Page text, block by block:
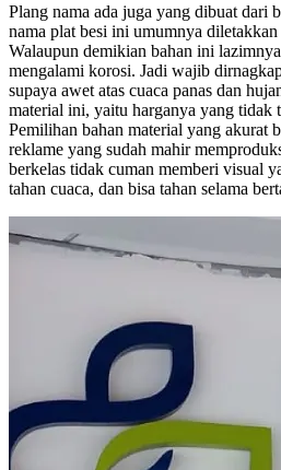
Plang nama ada juga yang dibuat dari
nama plat besi ini umumnya
Walaupun demikian bahan ini
mengalami korosi. Jadi wajib
supaya awet atas cuaca panas dan
material ini, yaitu harganya yang tidak
Pemilihan bahan material yang akurat
reklame yang sudah mahir
berkelas tidak cuman memberi visual
tahan cuaca, dan bisa tahan selama